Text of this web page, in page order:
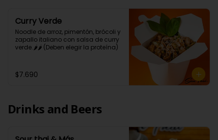
Curry Verde
Noodle de arroz, pimentón, brócoli y
zapallo italiano con salsa de curry
verde.🌶🌶 (Deben elegir la proteína)
$7.690
Drinks and Beers